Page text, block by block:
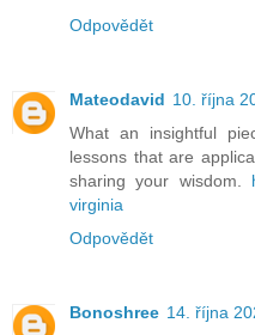
Odpovědět
Mateodavid 10. října
What an insightful
lessons that are
sharing your wisdom.
virginia
Odpovědět
Bonoshree 14. října